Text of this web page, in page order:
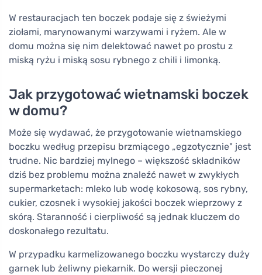
W restauracjach ten boczek podaje się z świeżymi
ziołami, marynowanymi warzywami i ryżem. Ale w
domu można się nim delektować nawet po prostu z
miską ryżu i miską sosu rybnego z chili i limonką.
Jak przygotować wietnamski boczek
w domu?
Może się wydawać, że przygotowanie wietnamskiego
boczku według przepisu brzmiącego „egzotycznie" jest
trudne. Nic bardziej mylnego – większość składników
dziś bez problemu można znaleźć nawet w zwykłych
supermarketach: mleko lub wodę kokosową, sos rybny,
cukier, czosnek i wysokiej jakości boczek wieprzowy z
skórą. Staranność i cierpliwość są jednak kluczem do
doskonałego rezultatu.
W przypadku karmelizowanego boczku wystarczy duży
garnek lub żeliwny piekarnik. Do wersji pieczonej